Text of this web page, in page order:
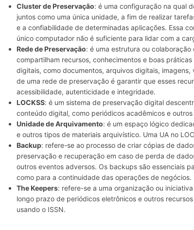
Cluster de Preservação: é uma configuração na qual
juntos como uma única unidade, a fim de realizar
e a confiabilidade de determinadas aplicações. Essa
único computador não é suficiente para lidar com a
Rede de Preservação: é uma estrutura ou
compartilham recursos, conhecimentos e boas
digitais, como documentos, arquivos digitais,
de uma rede de preservação é garantir que esses
acessibilidade, autenticidade e integridade.
LOCKSS: é um sistema de preservação digital
conteúdo digital, como periódicos acadêmicos e
Unidade de Arquivamento: é um espaço lógico
e outros tipos de materiais arquivístico. Uma UA no
Backup: refere-se ao processo de criar cópias de
preservação e recuperação em caso de perda de
outros eventos adversos. Os backups são essenciais
como para a continuidade das operações de negócios.
The Keepers: refere-se a uma organização ou
longo prazo de periódicos eletrônicos e outros
usando o ISSN.